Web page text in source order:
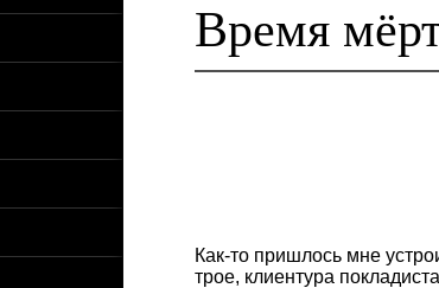
Время
Как-то пришлось мне
трое, клиентура